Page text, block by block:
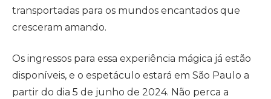
transportadas para os mundos encantados que
cresceram amando.
Os ingressos para essa experiência mágica já estão
disponíveis, e o espetáculo estará em São Paulo a
partir do dia 5 de junho de 2024. Não perca a